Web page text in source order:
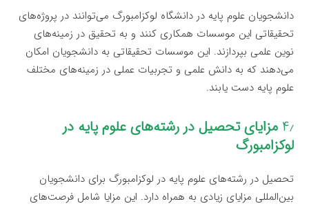
دانشجویان علوم پایه در دانشگاه لوکزامبورگ می‌توانند در پروژه‌های
تحقیقاتی این موسسات همکاری کنند و به تحقیق در زمینه‌های
نوین علمی بپردازند. این موسسات تحقیقاتی به دانشجویان امکان
می‌دهند که به دانش علمی و تجربیات عملی در زمینه‌های مختلف
علوم پایه دست یابند.
۴٫ مزایای تحصیل در رشته‌های علوم پایه در
لوکزامبورگ
تحصیل در رشته‌های علوم پایه در لوکزامبورگ برای دانشجویان
بین‌المللی مزایای زیادی به همراه دارد. این مزایا شامل فرصت‌های